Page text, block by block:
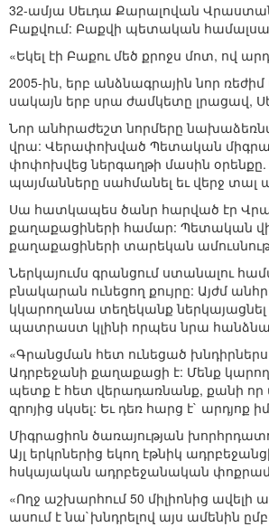
32-ամյա Սեւդա Քարալովան
Բաքվում: Բաքվի պետական
«Եկել էի Բաքու մեծ քրոջս մոտ, ով
2005-ին, երբ անձնագրային նոր
սակայն երբ սրա ժամկետը լրացավ,
Նոր անհրաժեշտ նորմերը
վրա: Վերափոխված Պետական
փոփոխվեց ներգաղթի մասին
պայմանները սահմանել եւ վերջ տալ
Սա հատկապես ծանր հարված էր
քաղաքացիների համար: Պետական
քաղաքացիների տարեկան
Ներկայումս գրանցում ստանալու
բնակարան ունեցող քույրը: Այժմ
կկարողանա տեղեկանք ներկայացնել
պատրաստ կլինի որպես նրա
«Գրանցման հետ ունեցած
Ադրբեջանի քաղաքացի է: Մենք կարող
պետք է հետ վերադառնանք, քանի որ
զրոյից սկսել: Եւ դեռ հարց է`
Միգրացիոն ծառայության
Այլ երկրներից եկող էթնիկ
հսկայական ադրբեջանական
«Ողջ աշխարհում 50 միլիոնից ավելի
ասում է նա`խնդրելով այս ամենին